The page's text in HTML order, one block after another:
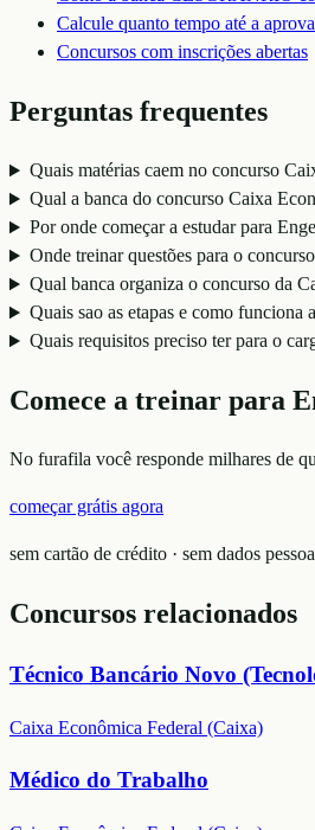
Calcule quanto tempo até a
Concursos com inscrições abertas
Perguntas frequentes
Quais matérias caem no concurso
Qual a banca do concurso Caixa
Por onde começar a estudar para
Onde treinar questões para o
Qual banca organiza o concurso da
Quais sao as etapas e como funciona
Quais requisitos preciso ter para o
Comece a treinar para
No furafila você responde milhares de
começar grátis agora
sem cartão de crédito · sem dados
Concursos relacionados
Técnico Bancário Novo
Caixa Econômica Federal (Caixa)
Médico do Trabalho